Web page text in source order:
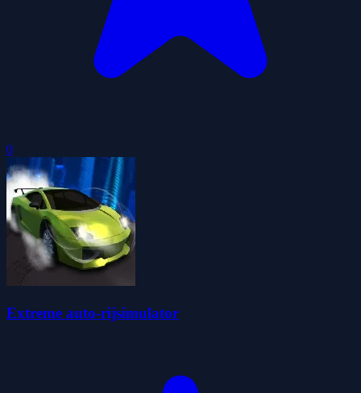
0
Extreme auto-rijsimulator